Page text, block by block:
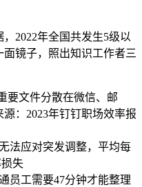
2022年全国共发生5级以
镜子，照出知识工作者三
要文件分散在微信、邮
：2023年钉钉职场效率报
法应对突发调整，平均每
失
员工需要47分钟才能整理